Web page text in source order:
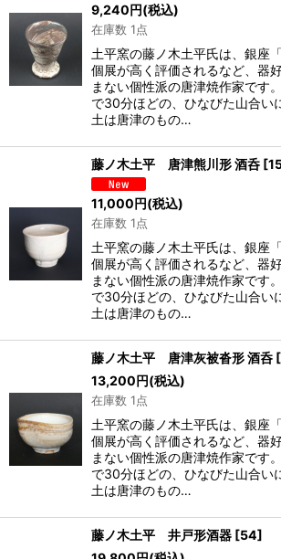
絞り込む
9,240円(税込)
在庫数 1点
土平窯の藤ノ木土平氏は、銀座
個展が高く評価されるなど、器
まない個性派の唐津焼作家です
で30分ほどの、ひなびた山合い
土は唐津のもの…
藤ノ木土平 唐津熊川形 酒呑 [
11,000円(税込)
在庫数 1点
土平窯の藤ノ木土平氏は、銀座
個展が高く評価されるなど、器
まない個性派の唐津焼作家です
で30分ほどの、ひなびた山合い
土は唐津のもの…
藤ノ木土平 唐津灰被沓形 酒呑 [
13,200円(税込)
在庫数 1点
土平窯の藤ノ木土平氏は、銀座
個展が高く評価されるなど、器
まない個性派の唐津焼作家です
で30分ほどの、ひなびた山合い
土は唐津のもの…
藤ノ木土平 井戸形酒器 [54]